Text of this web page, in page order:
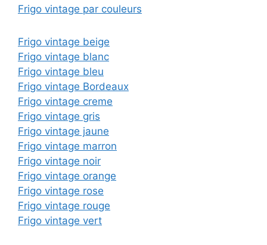
Frigo vintage par couleurs
Frigo vintage beige
Frigo vintage blanc
Frigo vintage bleu
Frigo vintage Bordeaux
Frigo vintage creme
Frigo vintage gris
Frigo vintage jaune
Frigo vintage marron
Frigo vintage noir
Frigo vintage orange
Frigo vintage rose
Frigo vintage rouge
Frigo vintage vert